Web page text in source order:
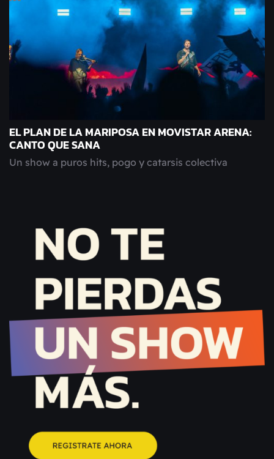
EL PLAN DE LA MARIPOSA EN MOVISTAR ARENA:
CANTO QUE SANA
Un show a puros hits, pogo y catarsis colectiva